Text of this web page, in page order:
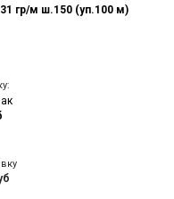
гр/м ш.150 (уп.100 м)